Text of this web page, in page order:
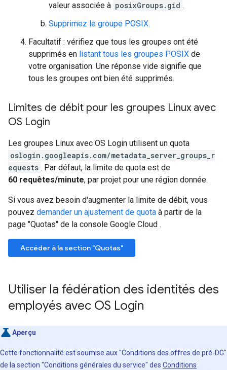
valeur associée à posixGroups.gid .
Supprimez le groupe POSIX.
Facultatif : vérifiez que tous les groupes ont été
supprimés en listant tous les groupes POSIX de
votre organisation. Une réponse vide signifie que
tous les groupes ont bien été supprimés.
Limites de débit pour les groupes Linux avec
OS Login
Les groupes Linux avec OS Login utilisent un quota
oslogin.googleapis.com/metadata_server_groups_r
equests . Par défaut, la limite de quota est de
60 requêtes/minute, par projet pour une région donnée.
Si vous avez besoin d'augmenter la limite de débit, vous
pouvez demander un ajustement de quota à partir de la
page "Quotas" de la console Google Cloud .
Accéder à la section "Quotas"
Utiliser la fédération des identités des
employés avec OS Login
Aperçu
Cette fonctionnalité est soumise aux "Conditions des offres de pré-DG"
de la section "Conditions générales du service" des Conditions